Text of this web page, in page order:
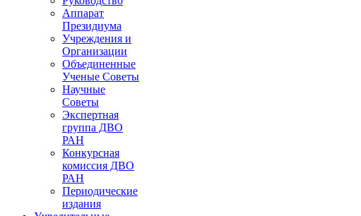
Аппарат
Президиума
Учреждения и
Организации
Объединенные
Ученые Советы
Научные
Советы
Экспертная
группа ДВО
РАН
Конкурсная
комиссия ДВО
РАН
Периодические
издания